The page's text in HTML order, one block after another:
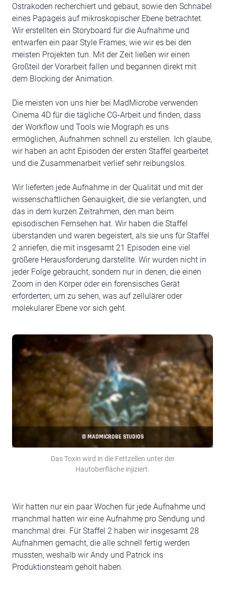
Ostrakoden recherchiert und gebaut, sowie den Schnabel
eines Papageis auf mikroskopischer Ebene betrachtet.
Wir erstellten ein Storyboard für die Aufnahme und
entwarfen ein paar Style Frames, wie wir es bei den
meisten Projekten tun. Mit der Zeit ließen wir einen
Großteil der Vorarbeit fallen und begannen direkt mit
dem Blocking der Animation.
Die meisten von uns hier bei MadMicrobe verwenden
Cinema 4D für die tägliche CG-Arbeit und finden, dass
der Workflow und Tools wie Mograph es uns
ermöglichen, Aufnahmen schnell zu erstellen. Ich glaube,
wir haben an acht Episoden der ersten Staffel gearbeitet
und die Zusammenarbeit verlief sehr reibungslos.
Wir lieferten jede Aufnahme in der Qualität und mit der
wissenschaftlichen Genauigkeit, die sie verlangten, und
das in dem kurzen Zeitrahmen, den man beim
episodischen Fernsehen hat. Wir haben die Staffel
überstanden und waren begeistert, als sie uns für Staffel
2 anriefen, die mit insgesamt 21 Episoden eine viel
größere Herausforderung darstellte. Wir wurden nicht in
jeder Folge gebraucht, sondern nur in denen, die einen
Zoom in den Körper oder ein forensisches Gerät
erforderten, um zu sehen, was auf zellulärer oder
molekularer Ebene vor sich geht.
© MADMICROBE STUDIOS
Das Toxin wird in die Fettzellen unter der
Hautoberfläche injiziert.
Wir hatten nur ein paar Wochen für jede Aufnahme und
manchmal hatten wir eine Aufnahme pro Sendung und
manchmal drei. Für Staffel 2 haben wir insgesamt 28
Aufnahmen gemacht, die alle schnell fertig werden
mussten, weshalb wir Andy und Patrick ins
Produktionsteam geholt haben.